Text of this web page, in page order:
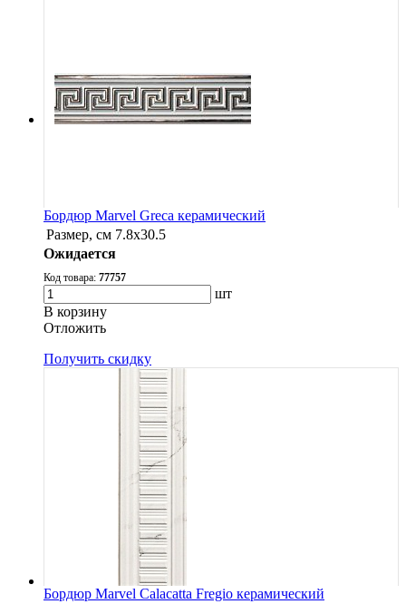
Бордюр Marvel Greca керамический
Размер, см 7.8х30.5
Ожидается
Код товара: 77757
шт
В корзину
Oтложить
Получить скидку
Бордюр Marvel Calacatta Fregio керамический